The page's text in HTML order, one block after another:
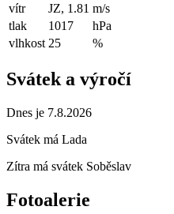
vítr
JZ, 1.81 m/s
tlak
1017
hPa
vlhkost 25 %
Svátek a výročí
Dnes je 7.8.2026
Svátek má Lada
Zítra má svátek Soběslav
Fotoalerie